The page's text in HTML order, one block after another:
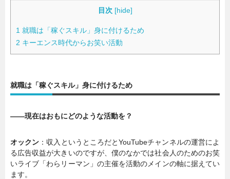
目次 [hide]
1 就職は「稼ぐスキル」身に付けるため
2 キーエンス時代からお笑い活動
就職は「稼ぐスキル」身に付けるため
――現在はおもにどのような活動を？
オックン ：収入というところだとYouTubeチャンネルの運営によ
る広告収益が大きいのですが、僕のなかでは社会人のためのお笑
いライブ「わらリーマン」の主催を活動のメインの軸に据えてい
ます。